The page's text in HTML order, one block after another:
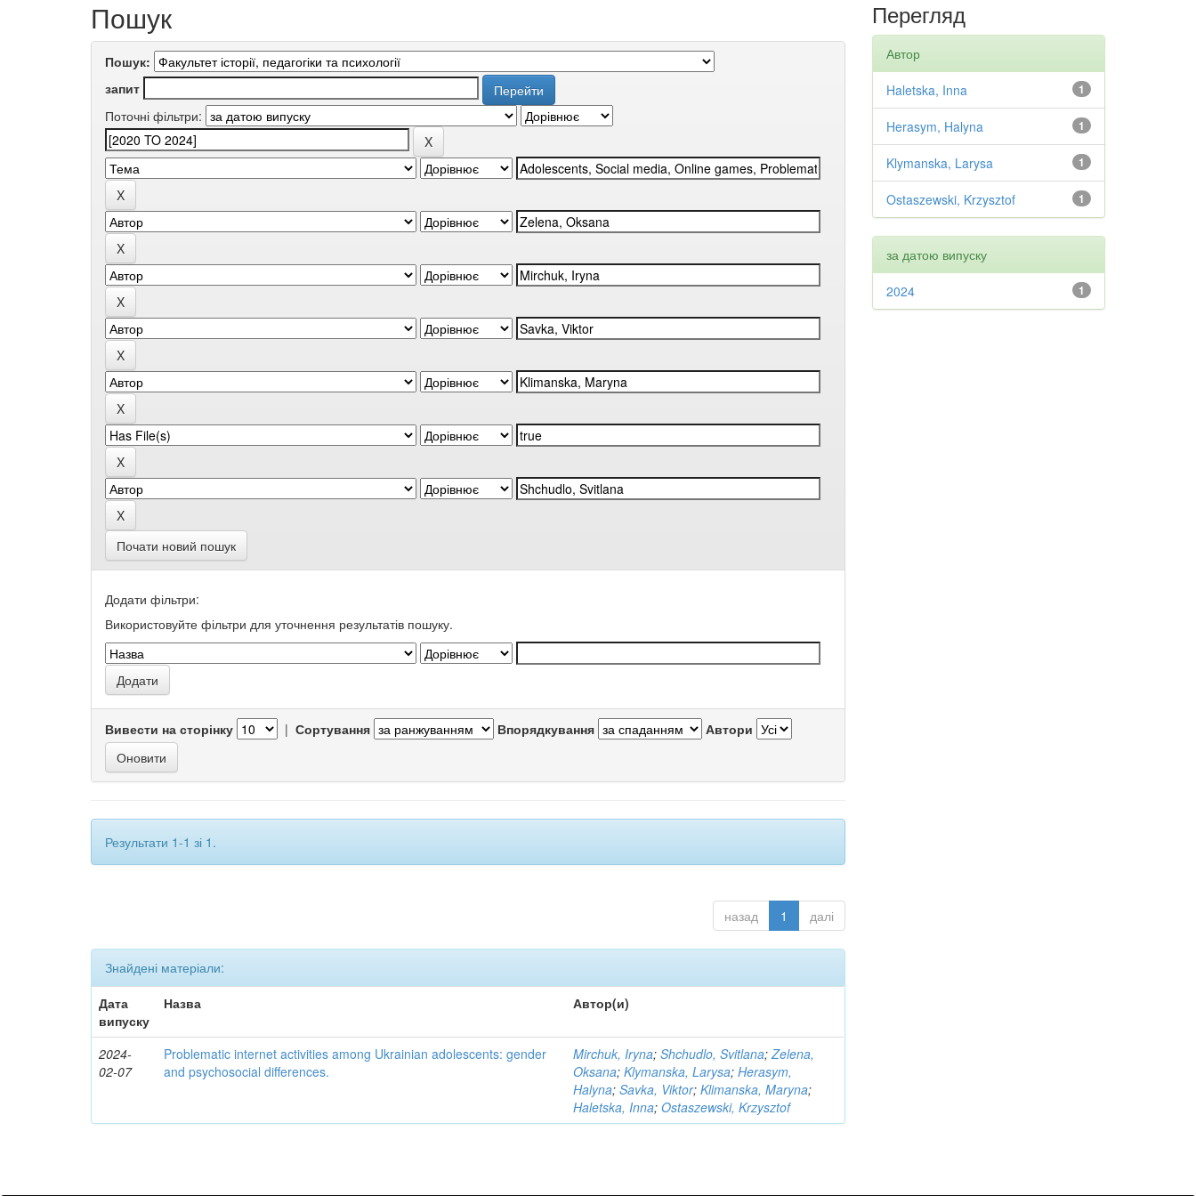
Пошук
Пошук:
запит
Поточні фільтри:
Почати новий пошук
Додати фільтри:
Використовуйте фільтри для уточнення результатів пошуку.
Вивести на сторінку | Сортування Впорядкування Автори
Результати 1-1 зі 1.
назад 1 далі
Знайдені матеріали:
Дата
випуску
Назва Автор(и)
2024-
02-07
Problematic internet activities among Ukrainian adolescents: gender
and psychosocial differences.
Mirchuk, Iryna;Shchudlo, Svitlana;Zelena,
Oksana;Klymanska, Larysa;Herasym,
Halyna;Savka, Viktor;Klimanska, Maryna;
Haletska, Inna;Ostaszewski, Krzysztof
Перегляд
Автор
1
Haletska, Inna
1
Herasym, Halyna
1
Klymanska, Larysa
1
Ostaszewski, Krzysztof
за датою випуску
1
2024